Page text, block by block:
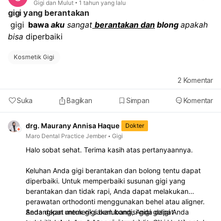
dokter gigi akan memilih gigi yang pencabutannya
memberikan ruang yang paling sesuai dengan
kebutuhan perawatan Anda.
Pertimbangkan Ompong di Rahang Atas:
sebelah kanan, dokter gigi mungkin
untuk menciptakan keseimbangan dan simetri dalam
lengkung gigi Anda.
Konsultasi Lebih Lanjut:
Jika Anda masih ragu,
dokter gigi ortodonti lain. Semakin banyak informasi
yang Anda miliki, semakin baik Anda dapat membuat
keputusan yang tepat. Pencabutan gigi geraham lebih
dari satu aman dilakukan oleh dokter gigi jika
pencabutan bisa sederhana dengan anestesi lokal atau
bedah yang lebih kompleks dengan anestesi intravena
atau umum. Risiko pencabutan ada, tetapi manfaatnya
biasanya lebih besar jika direkomendasikan dokter.
Gigi dan Mulut 1 tahun yang lalu
gigi yang berantakan
gigi
  bawa
aku sangat berantakan dan blong apakah
bisa diperbaiki
Kosmetik Gigi
Suka Bagikan Simpan Komentar
2 Komentar
drg. Maurany Annisa Haque
Dokter
Maro Dental Practice Jember
Gigi
Halo sobat sehat. Terima kasih atas pertanyaannya.
Keluhan Anda gigi berantakan dan bolong tentu dapat
diperbaiki. Untuk memperbaiki susunan gigi yang
berantakan dan tidak rapi, Anda dapat melakukan
perawatan orthodonti menggunakan behel atau aligner.
Anda dapat memeriksakan kondisi gigi geligi Anda
Sedangkan untuk gigi berlubang, Anda dapat